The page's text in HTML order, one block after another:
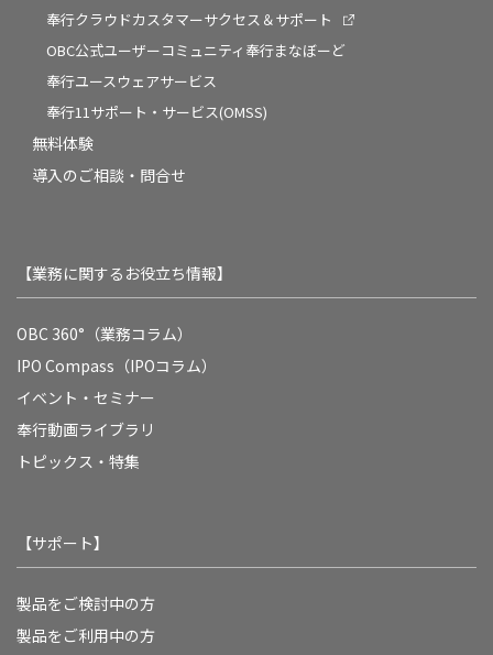
奉行クラウドカスタマーサクセス＆サポート
OBC公式ユーザーコミュニティ奉行まなぼーど
奉行ユースウェアサービス
奉行11サポート・サービス(OMSS)
無料体験
導入のご相談・問合せ
【業務に関するお役立ち情報】
OBC 360°（業務コラム）
IPO Compass（IPOコラム）
イベント・セミナー
奉行動画ライブラリ
トピックス・特集
【サポート】
製品をご検討中の方
製品をご利用中の方